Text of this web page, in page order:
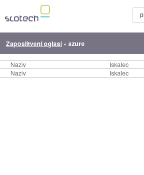
Zaposlitveni oglasi »azure
Naziv
Iskalec
Naziv
Iskalec